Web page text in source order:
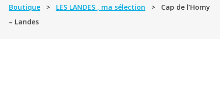
Boutique> LES LANDES , ma sélection > Cap de l’Homy
– Landes